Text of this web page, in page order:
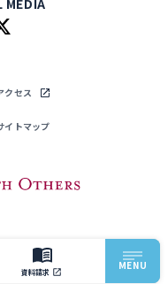
資料請求
MENU
MEDIA
クセス
イトマップ